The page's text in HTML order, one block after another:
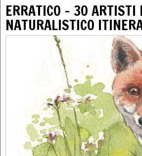
ERRATICO – 30
NATURALISTICO